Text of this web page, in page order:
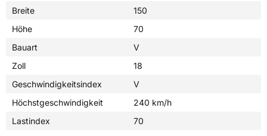
Breite
150
Höhe
70
Bauart
V
Zoll
18
Geschwindigkeitsindex
V
Höchstgeschwindigkeit
240 km/h
Lastindex
70